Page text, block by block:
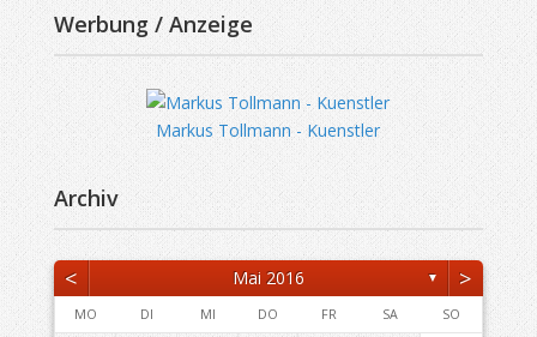
Werbung / Anzeige
Markus Tollmann - Kuenstler
Archiv
< Mai 2016 ▼ >
MO DI MI DO FR SA SO